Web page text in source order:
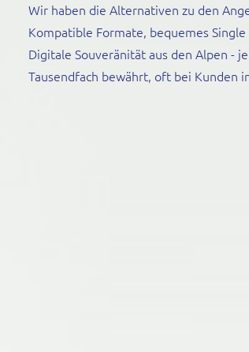
Wir haben die Alternativen zu den
Kompatible Formate, bequemes
Digitale Souveränität aus den Alpen -
Tausendfach bewährt, oft bei Kunden